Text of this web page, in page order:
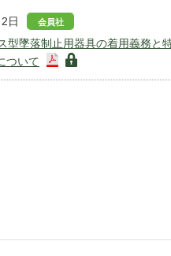
日 会員社
型墜落制止用器具の着用義務と
ついて